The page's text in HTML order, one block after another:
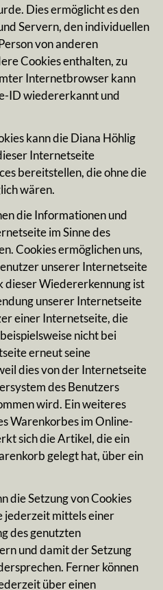
Dies ermöglicht es den
Servern, den individuellen
von anderen
Cookies enthalten, zu
Internetbrowser kann
ID wiedererkannt und
kann die Diana Höhlig
Internetseite
bereitstellen, die ohne die
wären.
die Informationen und
im Sinne des
Cookies ermöglichen uns,
unserer Internetseite
dieser Wiedererkennung ist
unserer Internetseite
einer Internetseite, die
nicht bei
erneut seine
dies von der Internetseite
des Benutzers
wird. Ein weiteres
Warenkorbes im Online-
sich die Artikel, die ein
gelegt hat, über ein
die Setzung von Cookies
jederzeit mittels einer
des genutzten
und damit der Setzung
Ferner können
über einen